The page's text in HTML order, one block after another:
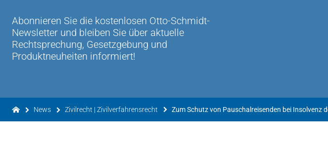
Abonnieren Sie die kostenlosen Otto-Schmidt-
Newsletter und bleiben Sie über aktuelle
Rechtsprechung, Gesetzgebung und
Produktneuheiten informiert!
News Zivilrecht | Zivilverfahrensrecht